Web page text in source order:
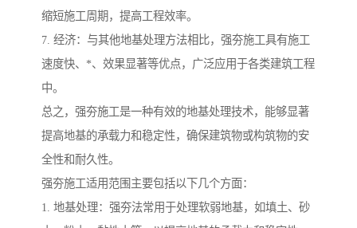
缩短施工周期，提高工程效率。
7. 经济：与其他地基处理方法相比，强夯施工具有施工
速度快、*、效果显著等优点，广泛应用于各类建筑工程
中。
总之，强夯施工是一种有效的地基处理技术，能够显著
提高地基的承载力和稳定性，确保建筑物或构筑物的安
全性和耐久性。
强夯施工适用范围主要包括以下几个方面：
1. 地基处理：强夯法常用于处理软弱地基，如填土、砂